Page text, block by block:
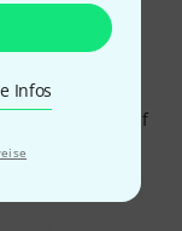
Infos
9223-20 und im
eines
ist, sorgt
für ein
nach dem Kauf
sorgenfreie